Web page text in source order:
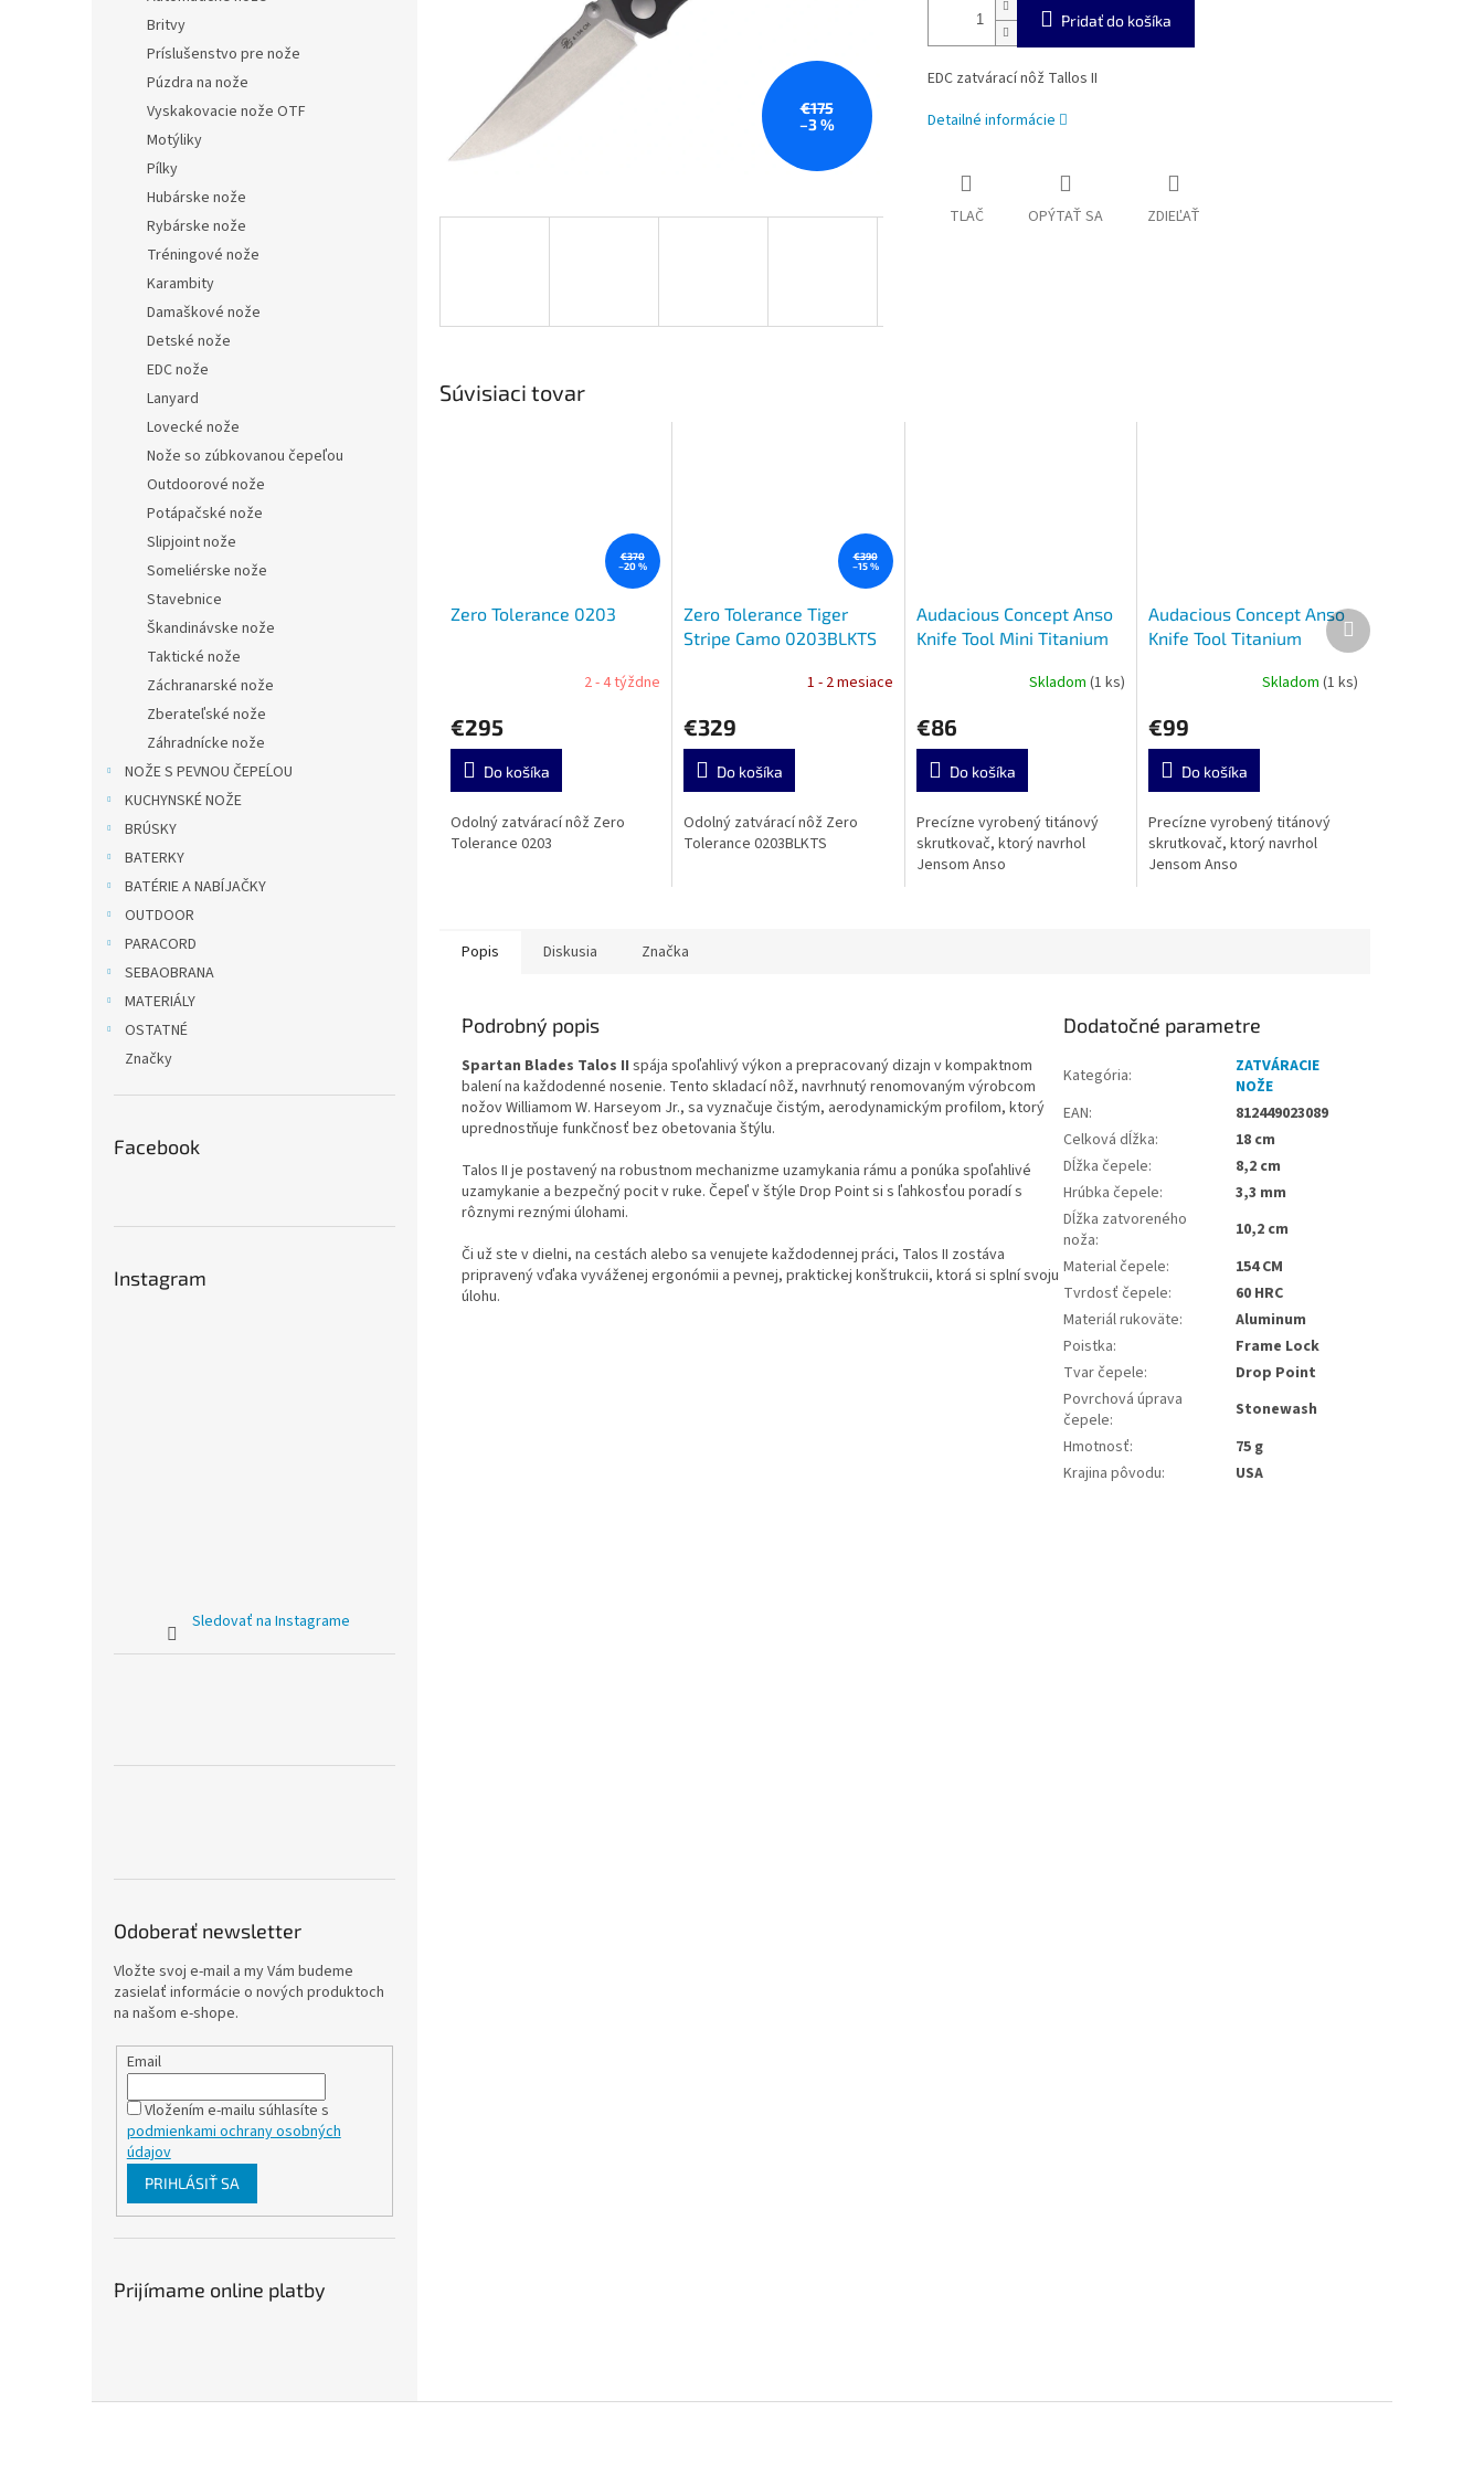
Britvy
Príslušenstvo pre nože
Púzdra na nože
Vyskakovacie nože OTF
Motýliky
Pílky
Hubárske nože
Rybárske nože
Tréningové nože
Karambity
Damaškové nože
Detské nože
EDC nože
Lanyard
Lovecké nože
Nože so zúbkovanou čepeľou
Outdoorové nože
Potápačské nože
Slipjoint nože
Someliérske nože
Stavebnice
Škandinávske nože
Taktické nože
Záchranarské nože
Zberateľské nože
Záhradnícke nože
NOŽE S PEVNOU ČEPEĹOU
KUCHYNSKÉ NOŽE
BRÚSKY
BATERKY
BATÉRIE A NABÍJAČKY
OUTDOOR
PARACORD
SEBAOBRANA
MATERIÁLY
OSTATNÉ
Značky
Facebook
Instagram
Sledovať na Instagrame
Odoberať newsletter
Vložte svoj e-mail a my Vám budeme
zasielať informácie o nových produktoch
na našom e-shope.
Email
Vložením e-mailu súhlasíte s
podmienkami ochrany osobných
údajov
PRIHLÁSIŤ SA
Prijímame online platby
€175
–3 %
Pridať do košíka
EDC zatvárací nôž Tallos II
Detailné informácie
TLAČ OPÝTAŤ SA ZDIEĽAŤ
Súvisiaci tovar
€370
–20 %
Zero Tolerance 0203
2 - 4 týždne
€295
Do košíka
Odolný zatvárací nôž Zero
Tolerance 0203
€390
–15 %
Zero Tolerance Tiger
Stripe Camo 0203BLKTS
1 - 2 mesiace
€329
Do košíka
Odolný zatvárací nôž Zero
Tolerance 0203BLKTS
Audacious Concept Anso
Knife Tool Mini Titanium
Skladom(1 ks)
€86
Do košíka
Precízne vyrobený titánový
skrutkovač, ktorý navrhol
Jensom Anso
Audacious Concept Anso
Knife Tool Titanium
produktu
je
5,0
z
hviezdičiek.
Skladom(1 ks)
€99
Do košíka
Precízne vyrobený titánový
skrutkovač, ktorý navrhol
Jensom Anso
Ďalší
produkt
Popis Diskusia Značka
Podrobný popis
Spartan Blades Talos II spája spoľahlivý výkon a prepracovaný dizajn v kompaktnom
balení na každodenné nosenie. Tento skladací nôž, navrhnutý renomovaným výrobcom
nožov Williamom W. Harseyom Jr., sa vyznačuje čistým, aerodynamickým profilom, ktorý
uprednostňuje funkčnosť bez obetovania štýlu.
Talos II je postavený na robustnom mechanizme uzamykania rámu a ponúka spoľahlivé
uzamykanie a bezpečný pocit v ruke. Čepeľ v štýle Drop Point si s ľahkosťou poradí s
rôznymi reznými úlohami.
Či už ste v dielni, na cestách alebo sa venujete každodennej práci, Talos II zostáva
pripravený vďaka vyváženej ergonómii a pevnej, praktickej konštrukcii, ktorá si splní svoju
úlohu.
Dodatočné parametre
Kategória:
ZATVÁRACIE
NOŽE
EAN:
812449023089
Celková dĺžka:
18 cm
Dĺžka čepele:
8,2 cm
Hrúbka čepele:
3,3 mm
Dĺžka zatvoreného
noža:
10,2 cm
Material čepele:
154 CM
Tvrdosť čepele:
60 HRC
Materiál rukoväte:
Aluminum
Poistka:
Frame Lock
Tvar čepele:
Drop Point
Povrchová úprava
čepele:
Stonewash
Hmotnosť:
75 g
Krajina pôvodu: USA